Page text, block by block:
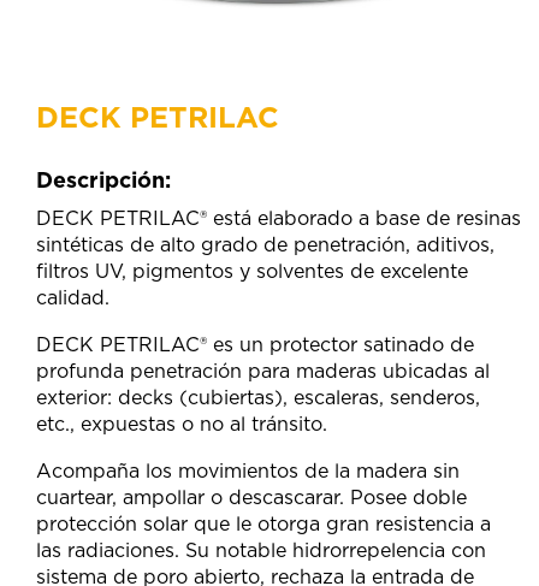
DECK PETRILAC
Descripción:
DECK PETRILAC® está elaborado a base de resinas
sintéticas de alto grado de penetración, aditivos,
filtros UV, pigmentos y solventes de excelente
calidad.
DECK PETRILAC® es un protector satinado de
profunda penetración para maderas ubicadas al
exterior: decks (cubiertas), escaleras, senderos,
etc., expuestas o no al tránsito.
Acompaña los movimientos de la madera sin
cuartear, ampollar o descascarar. Posee doble
protección solar que le otorga gran resistencia a
las radiaciones. Su notable hidrorrepelencia con
sistema de poro abierto, rechaza la entrada de